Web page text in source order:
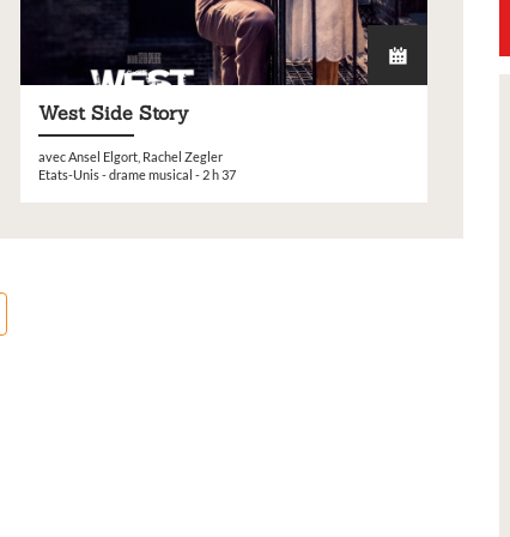
West Side Story
avec Ansel Elgort, Rachel Zegler
Etats-Unis - drame musical - 2 h 37